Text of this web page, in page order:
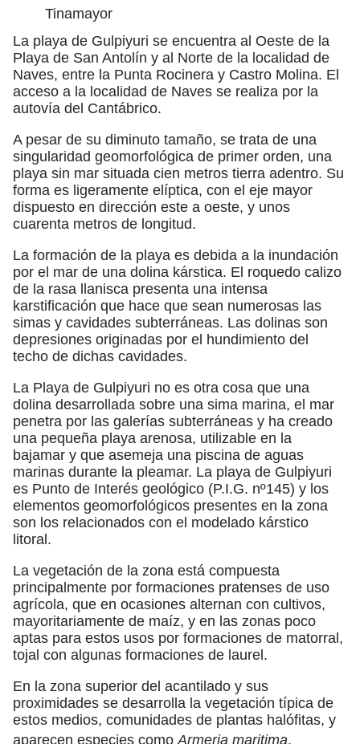
Tinamayor
La playa de Gulpiyuri se encuentra al Oeste de la
Playa de San Antolín y al Norte de la localidad de
Naves, entre la Punta Rocinera y Castro Molina. El
acceso a la localidad de Naves se realiza por la
autovía del Cantábrico.
A pesar de su diminuto tamaño, se trata de una
singularidad geomorfológica de primer orden, una
playa sin mar situada cien metros tierra adentro. Su
forma es ligeramente elíptica, con el eje mayor
dispuesto en dirección este a oeste, y unos
cuarenta metros de longitud.
La formación de la playa es debida a la inundación
por el mar de una dolina kárstica. El roquedo calizo
de la rasa llanisca presenta una intensa
karstificación que hace que sean numerosas las
simas y cavidades subterráneas. Las dolinas son
depresiones originadas por el hundimiento del
techo de dichas cavidades.
La Playa de Gulpiyuri no es otra cosa que una
dolina desarrollada sobre una sima marina, el mar
penetra por las galerías subterráneas y ha creado
una pequeña playa arenosa, utilizable en la
bajamar y que asemeja una piscina de aguas
marinas durante la pleamar. La playa de Gulpiyuri
es Punto de Interés geológico (P.I.G. nº145) y los
elementos geomorfológicos presentes en la zona
son los relacionados con el modelado kárstico
litoral.
La vegetación de la zona está compuesta
principalmente por formaciones pratenses de uso
agrícola, que en ocasiones alternan con cultivos,
mayoritariamente de maíz, y en las zonas poco
aptas para estos usos por formaciones de matorral,
tojal con algunas formaciones de laurel.
En la zona superior del acantilado y sus
proximidades se desarrolla la vegetación típica de
estos medios, comunidades de plantas halófitas, y
aparecen especies como Armeria maritima,